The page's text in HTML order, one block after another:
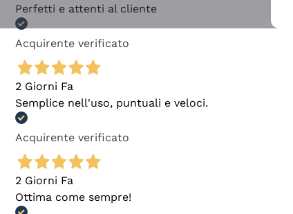
Perfetti e attenti al cliente
Acquirente verificato
2 Giorni Fa
Semplice nell'uso, puntuali e veloci.
Acquirente verificato
2 Giorni Fa
Ottima come sempre!